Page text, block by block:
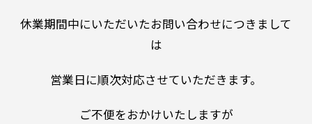
休業期間中にいただいたお問い合わせにつきまして
は
営業日に順次対応させていただきます。
ご不便をおかけいたしますが